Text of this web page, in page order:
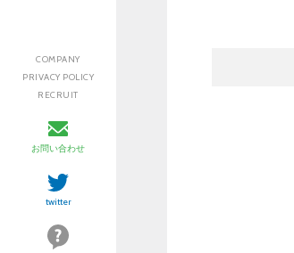
COMPANY
PRIVACY POLICY
RECRUIT
お問い合わせ
twitter